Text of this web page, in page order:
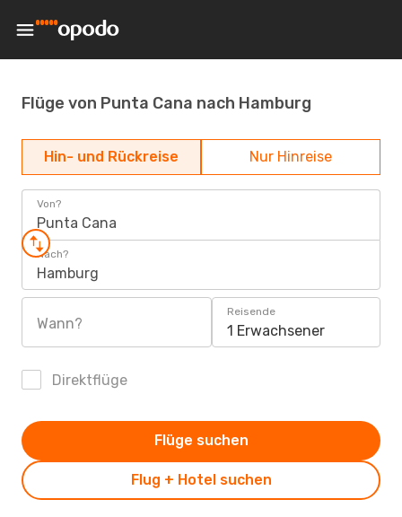
Flüge von Punta Cana nach Hamburg
Hin- und Rückreise Nur Hinreise
Von?
Punta Cana
Nach?
Hamburg
Wann?
Reisende
1 Erwachsener
Direktflüge
Flug + Hotel suchen
Flüge suchen